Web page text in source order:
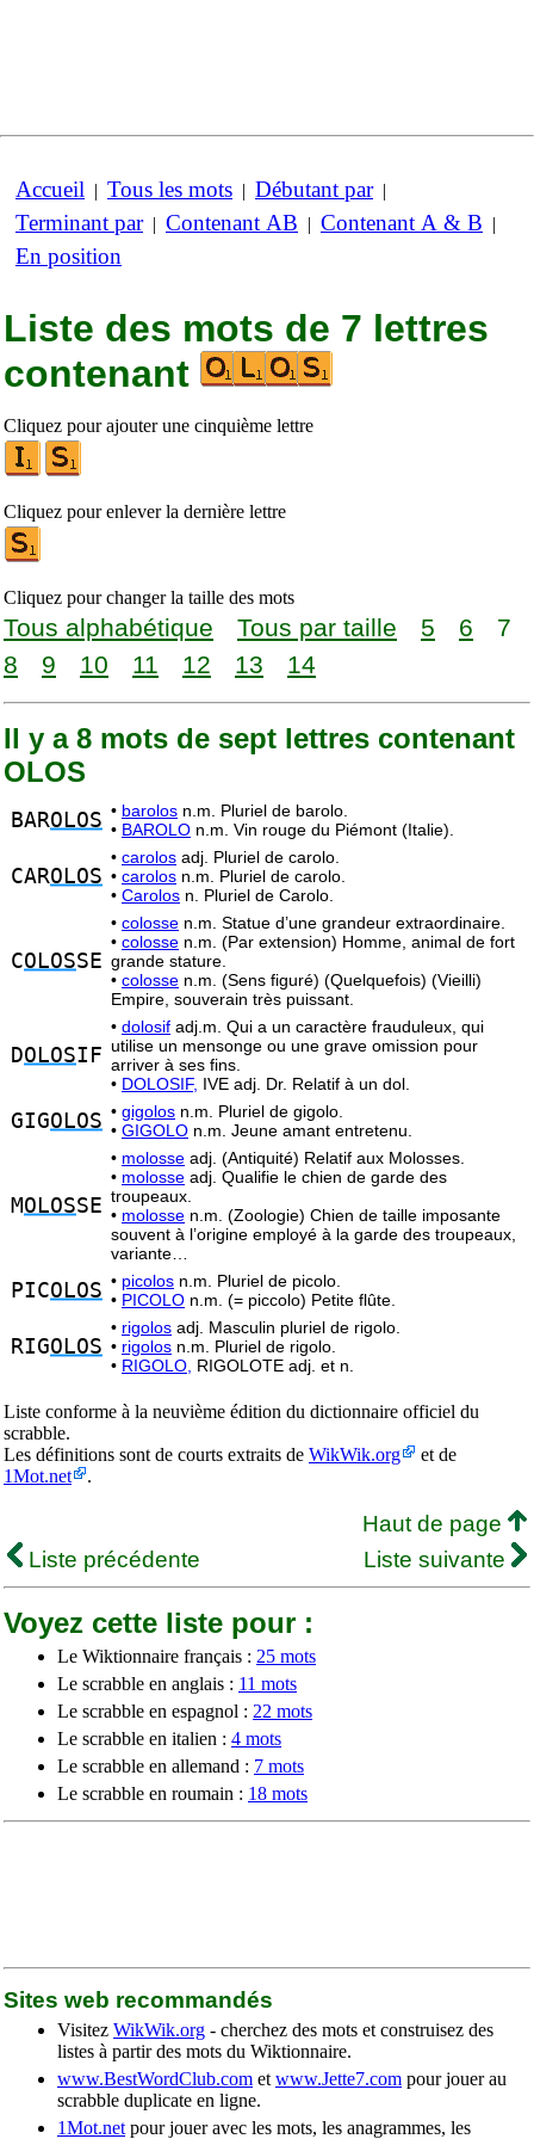
Accueil | Tous les mots | Débutant par|
Terminant par| Contenant AB | Contenant A & B |
En position
Liste des mots de 7 lettres
contenant
Cliquez pour ajouter une cinquième lettre
Cliquez pour enlever la dernière lettre
Cliquez pour changer la taille des mots
Tous alphabétique Tous par taille 5 6
7
8
9 10 11 12 13 14
Il y a 8 mots de sept lettres contenant
OLOS
BAROLOS • barolos n.m. Pluriel de barolo.
• BAROLO n.m. Vin rouge du Piémont (Italie).
CAROLOS
• carolos adj. Pluriel de carolo.
• carolos n.m. Pluriel de carolo.
• Carolos n. Pluriel de Carolo.
COLOSSE
• colosse n.m. Statue d’une grandeur extraordinaire.
• colosse n.m. (Par extension) Homme, animal de fort
grande stature.
• colosse n.m. (Sens figuré) (Quelquefois) (Vieilli)
Empire, souverain très puissant.
DOLOSIF
• dolosif adj.m. Qui a un caractère frauduleux, qui
utilise un mensonge ou une grave omission pour
arriver à ses fins.
• DOLOSIF, IVE adj. Dr. Relatif à un dol.
GIGOLOS • gigolos n.m. Pluriel de gigolo.
• GIGOLO n.m. Jeune amant entretenu.
MOLOSSE
• molosse adj. (Antiquité) Relatif aux Molosses.
• molosse adj. Qualifie le chien de garde des
troupeaux.
• molosse n.m. (Zoologie) Chien de taille imposante
souvent à l’origine employé à la garde des troupeaux,
variante…
PICOLOS • picolos n.m. Pluriel de picolo.
• PICOLO n.m. (= piccolo) Petite flûte.
RIGOLOS
• rigolos adj. Masculin pluriel de rigolo.
• rigolos n.m. Pluriel de rigolo.
• RIGOLO, RIGOLOTE adj. et n.
Liste conforme à la neuvième édition du dictionnaire officiel du
scrabble.
Les définitions sont de courts extraits de WikWik.org
et de
1Mot.net
.
Haut de page
Liste précédente
Liste suivante
Voyez cette liste pour :
Le Wiktionnaire français : 25 mots
Le scrabble en anglais : 11 mots
Le scrabble en espagnol : 22 mots
Le scrabble en italien : 4 mots
Le scrabble en allemand : 7 mots
Le scrabble en roumain : 18 mots
Sites web recommandés
Visitez WikWik.org - cherchez des mots et construisez des
listes à partir des mots du Wiktionnaire.
www.BestWordClub.com et www.Jette7.com pour jouer au
scrabble duplicate en ligne.
1Mot.net pour jouer avec les mots, les anagrammes, les